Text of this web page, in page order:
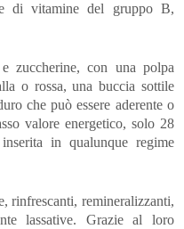
di vitamine del gruppo B,
zuccherine, con una polpa
o rossa, una buccia sottile
che può essere aderente o
valore energetico, solo 28
in qualunque regime
rinfrescanti, remineralizzanti,
lassative. Grazie al loro